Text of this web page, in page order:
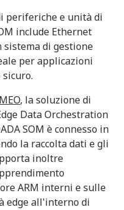
periferiche e unità di
include Ethernet
sistema di gestione
per applicazioni
, la soluzione di
Data Orchestration
SOM è connesso in
la raccolta dati e gli
inoltre
ARM interni e sulle
edge all'interno di